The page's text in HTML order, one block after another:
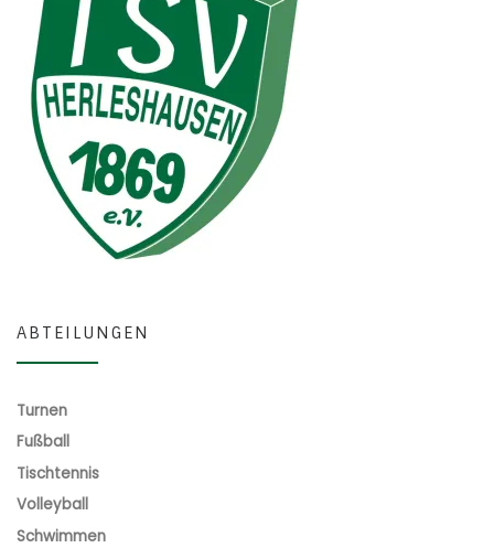
ABTEILUNGEN
Turnen
Fußball
Tischtennis
Volleyball
Schwimmen